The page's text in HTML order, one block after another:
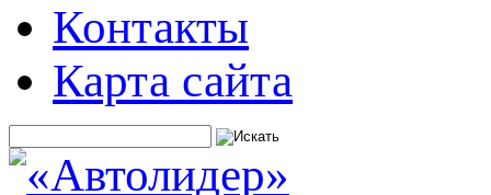
Контакты
Карта сайта